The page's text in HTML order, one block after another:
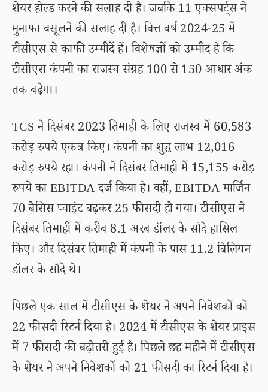
शेयर होल्ड करने की सलाह दी है। जबकि 11 एक्सपर्ट्स ने
मुनाफा वसूलने की सलाह दी है। वित्त वर्ष 2024-25 में
टीसीएस से काफी उम्मीदें हैं। विशेषज्ञों को उम्मीद है कि
टीसीएस कंपनी का राजस्व संग्रह 100 से 150 आधार अंक
तक बढ़ेगा।
TCS ने दिसंबर 2023 तिमाही के लिए राजस्व में 60,583
करोड़ रुपये एकत्र किए। कंपनी का शुद्ध लाभ 12,016
करोड़ रुपये रहा। कंपनी ने दिसंबर तिमाही में 15,155 करोड़
रुपये का EBITDA दर्ज किया है। वहीं, EBITDA मार्जिन
70 बेसिस प्वाइंट बढ़कर 25 फीसदी हो गया। टीसीएस ने
दिसंबर तिमाही में करीब 8.1 अरब डॉलर के सौदे हासिल
किए। और दिसंबर तिमाही में कंपनी के पास 11.2 बिलियन
डॉलर के सौदे थे।
पिछले एक साल में टीसीएस के शेयर ने अपने निवेशकों को
22 फीसदी रिटर्न दिया है। 2024 में टीसीएस के शेयर प्राइस
में 7 फीसदी की बढ़ोतरी हुई है। पिछले छह महीने में टीसीएस
के शेयर ने अपने निवेशकों को 21 फीसदी का रिटर्न दिया है।